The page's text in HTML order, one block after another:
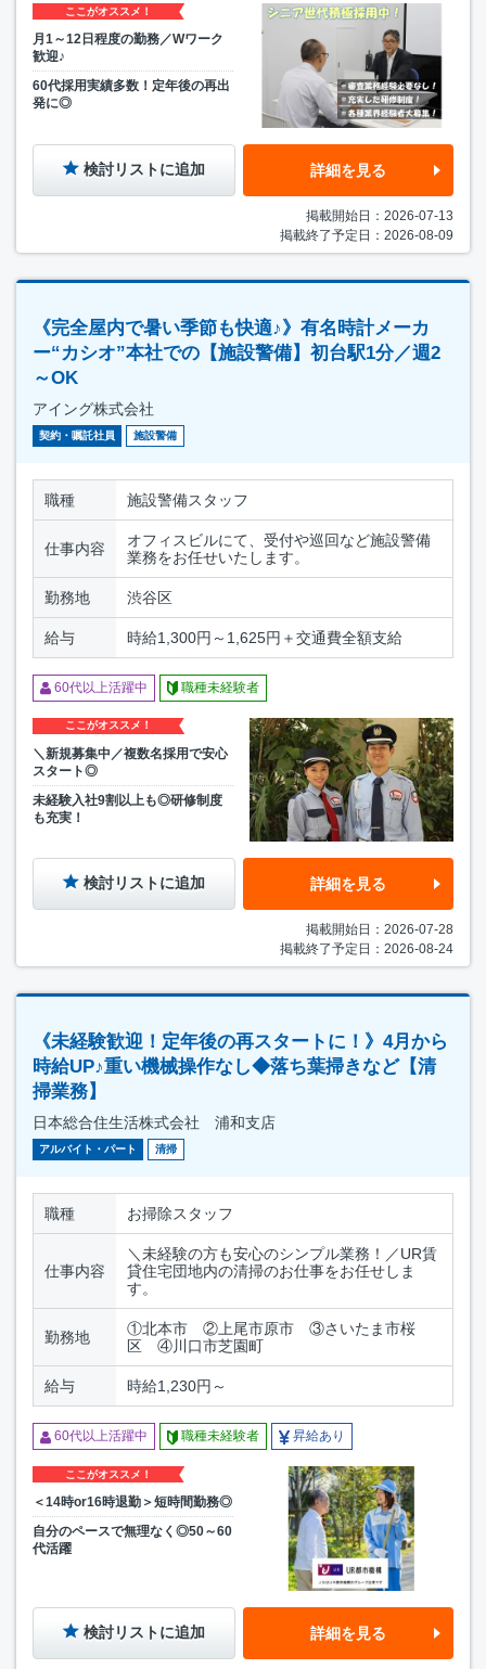
ここがオススメ！
月1～12日程度の勤務／Wワーク
歓迎♪
60代採用実績多数！定年後の再出
発に◎
検討リストに追加 詳細を見る
掲載開始日：2026-07-13
掲載終了予定日：2026-08-09
《完全屋内で暑い季節も快適♪》有名時計メーカ
ー“カシオ”本社での【施設警備】初台駅1分／週2
～OK
アイング株式会社
契約・嘱託社員 施設警備
職種 施設警備スタッフ
仕事内容
オフィスビルにて、受付や巡回など施設警備
業務をお任せいたします。
勤務地 渋谷区
給与 時給1,300円～1,625円＋交通費全額支給
60代以上活躍中 職種未経験者
ここがオススメ！
＼新規募集中／複数名採用で安心
スタート◎
未経験入社9割以上も◎研修制度
も充実！
検討リストに追加 詳細を見る
掲載開始日：2026-07-28
掲載終了予定日：2026-08-24
《未経験歓迎！定年後の再スタートに！》4月から
時給UP♪重い機械操作なし◆落ち葉掃きなど【清
掃業務】
日本総合住生活株式会社 浦和支店
アルバイト・パート 清掃
職種 お掃除スタッフ
仕事内容
＼未経験の方も安心のシンプル業務！／UR賃
貸住宅団地内の清掃のお仕事をお任せしま
す。
勤務地
①北本市 ②上尾市原市 ③さいたま市桜
区 ④川口市芝園町
給与 時給1,230円～
60代以上活躍中 職種未経験者 昇給あり
ここがオススメ！
＜14時or16時退勤＞短時間勤務◎
自分のペースで無理なく◎50～60
代活躍
検討リストに追加 詳細を見る